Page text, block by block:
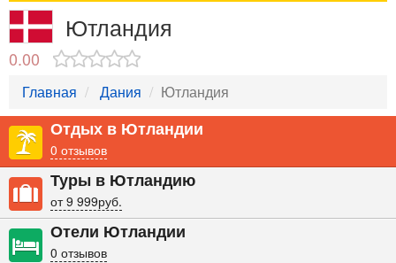
Ютландия
0.00
Главная Дания Ютландия
Отдых в Ютландии
0 отзывов
Туры в Ютландию
от 9 999руб.
Отели Ютландии
0 отзывов